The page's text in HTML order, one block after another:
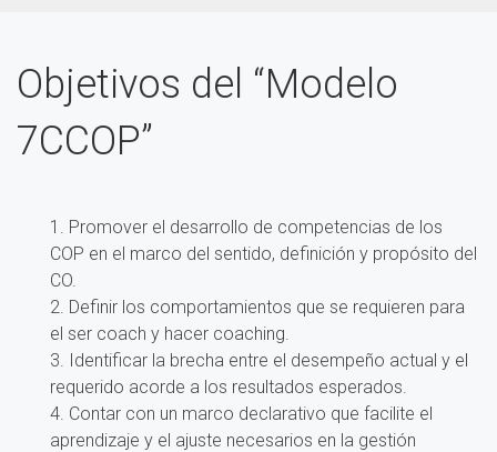
Objetivos del “Modelo
7CCOP”
1. Promover el desarrollo de competencias de los
COP en el marco del sentido, definición y propósito del
CO.
2. Definir los comportamientos que se requieren para
el ser coach y hacer coaching.
3. Identificar la brecha entre el desempeño actual y el
requerido acorde a los resultados esperados.
4. Contar con un marco declarativo que facilite el
aprendizaje y el ajuste necesarios en la gestión